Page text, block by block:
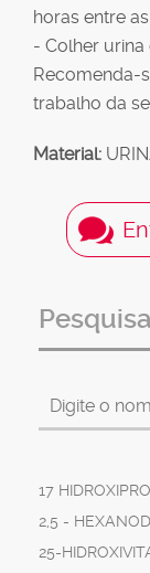
horas entre
- Colher urina
Recomenda-
trabalho da
Material:
17
2,5 -
25-